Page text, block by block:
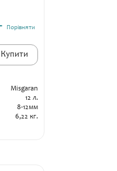
Порівняти
Купити
Misgaran
12 л.
8-12мм
6,22 кг.